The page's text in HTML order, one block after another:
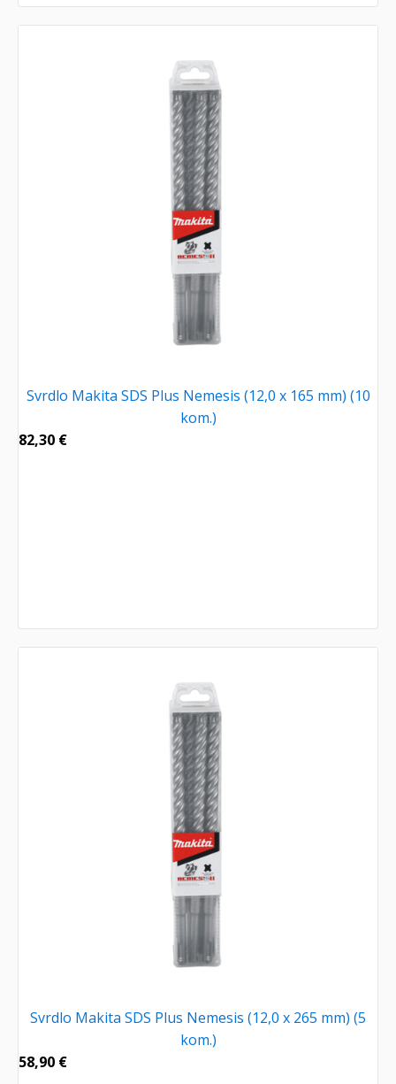
Svrdlo Makita SDS Plus Nemesis (12,0 x 165 mm) (10
kom.)
82,30 €
Svrdlo Makita SDS Plus Nemesis (12,0 x 265 mm) (5
kom.)
58,90 €